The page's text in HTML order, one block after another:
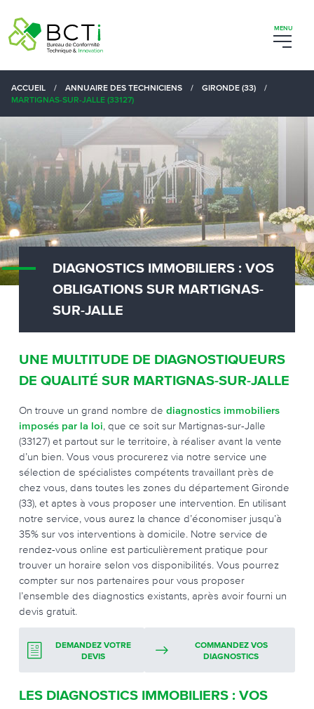
ACCUEIL / ANNUAIRE DES TECHNICIENS / GIRONDE (33)
/
MARTIGNAS-SUR-JALLE (33127)
DIAGNOSTICS IMMOBILIERS : VOS
OBLIGATIONS SUR MARTIGNAS-
SUR-JALLE
UNE MULTITUDE DE DIAGNOSTIQUEURS
DE QUALITÉ SUR MARTIGNAS-SUR-JALLE
On trouve un grand nombre de diagnostics immobiliers
imposés par la loi, que ce soit sur Martignas-sur-Jalle
(33127) et partout sur le territoire, à réaliser avant la vente
d’un bien. Vous vous procurerez via notre service une
sélection de spécialistes compétents travaillant près de
chez vous, dans toutes les zones du département Gironde
(33), et aptes à vous proposer une intervention. En utilisant
notre service, vous aurez la chance d’économiser jusqu’à
35% sur vos interventions à domicile. Notre service de
rendez-vous online est particulièrement pratique pour
trouver un horaire selon vos disponibilités. Vous pourrez
compter sur nos partenaires pour vous proposer
l’ensemble des diagnostics existants, après avoir fourni un
devis gratuit.
DEMANDEZ VOTRE
DEVIS
COMMANDEZ VOS
DIAGNOSTICS
LES DIAGNOSTICS IMMOBILIERS : VOS